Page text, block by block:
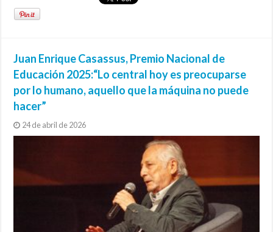
Juan Enrique Casassus, Premio Nacional de
Educación 2025:“Lo central hoy es preocuparse
por lo humano, aquello que la máquina no puede
hacer”
24 de abril de 2026